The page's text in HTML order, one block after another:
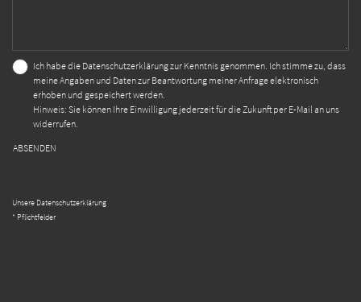
Ich habe die Datenschutzerklärungzur Kenntnis genommen. Ich stimme zu, dass
meine Angaben und Daten zur Beantwortung meiner Anfrage elektronisch
erhoben und gespeichert werden.
Hinweis: Sie können Ihre Einwilligung jederzeit für die Zukunft per E-Mail an uns
widerrufen.
ABSENDEN
Unsere Datenschutzerklärung
* Pflichtfelder